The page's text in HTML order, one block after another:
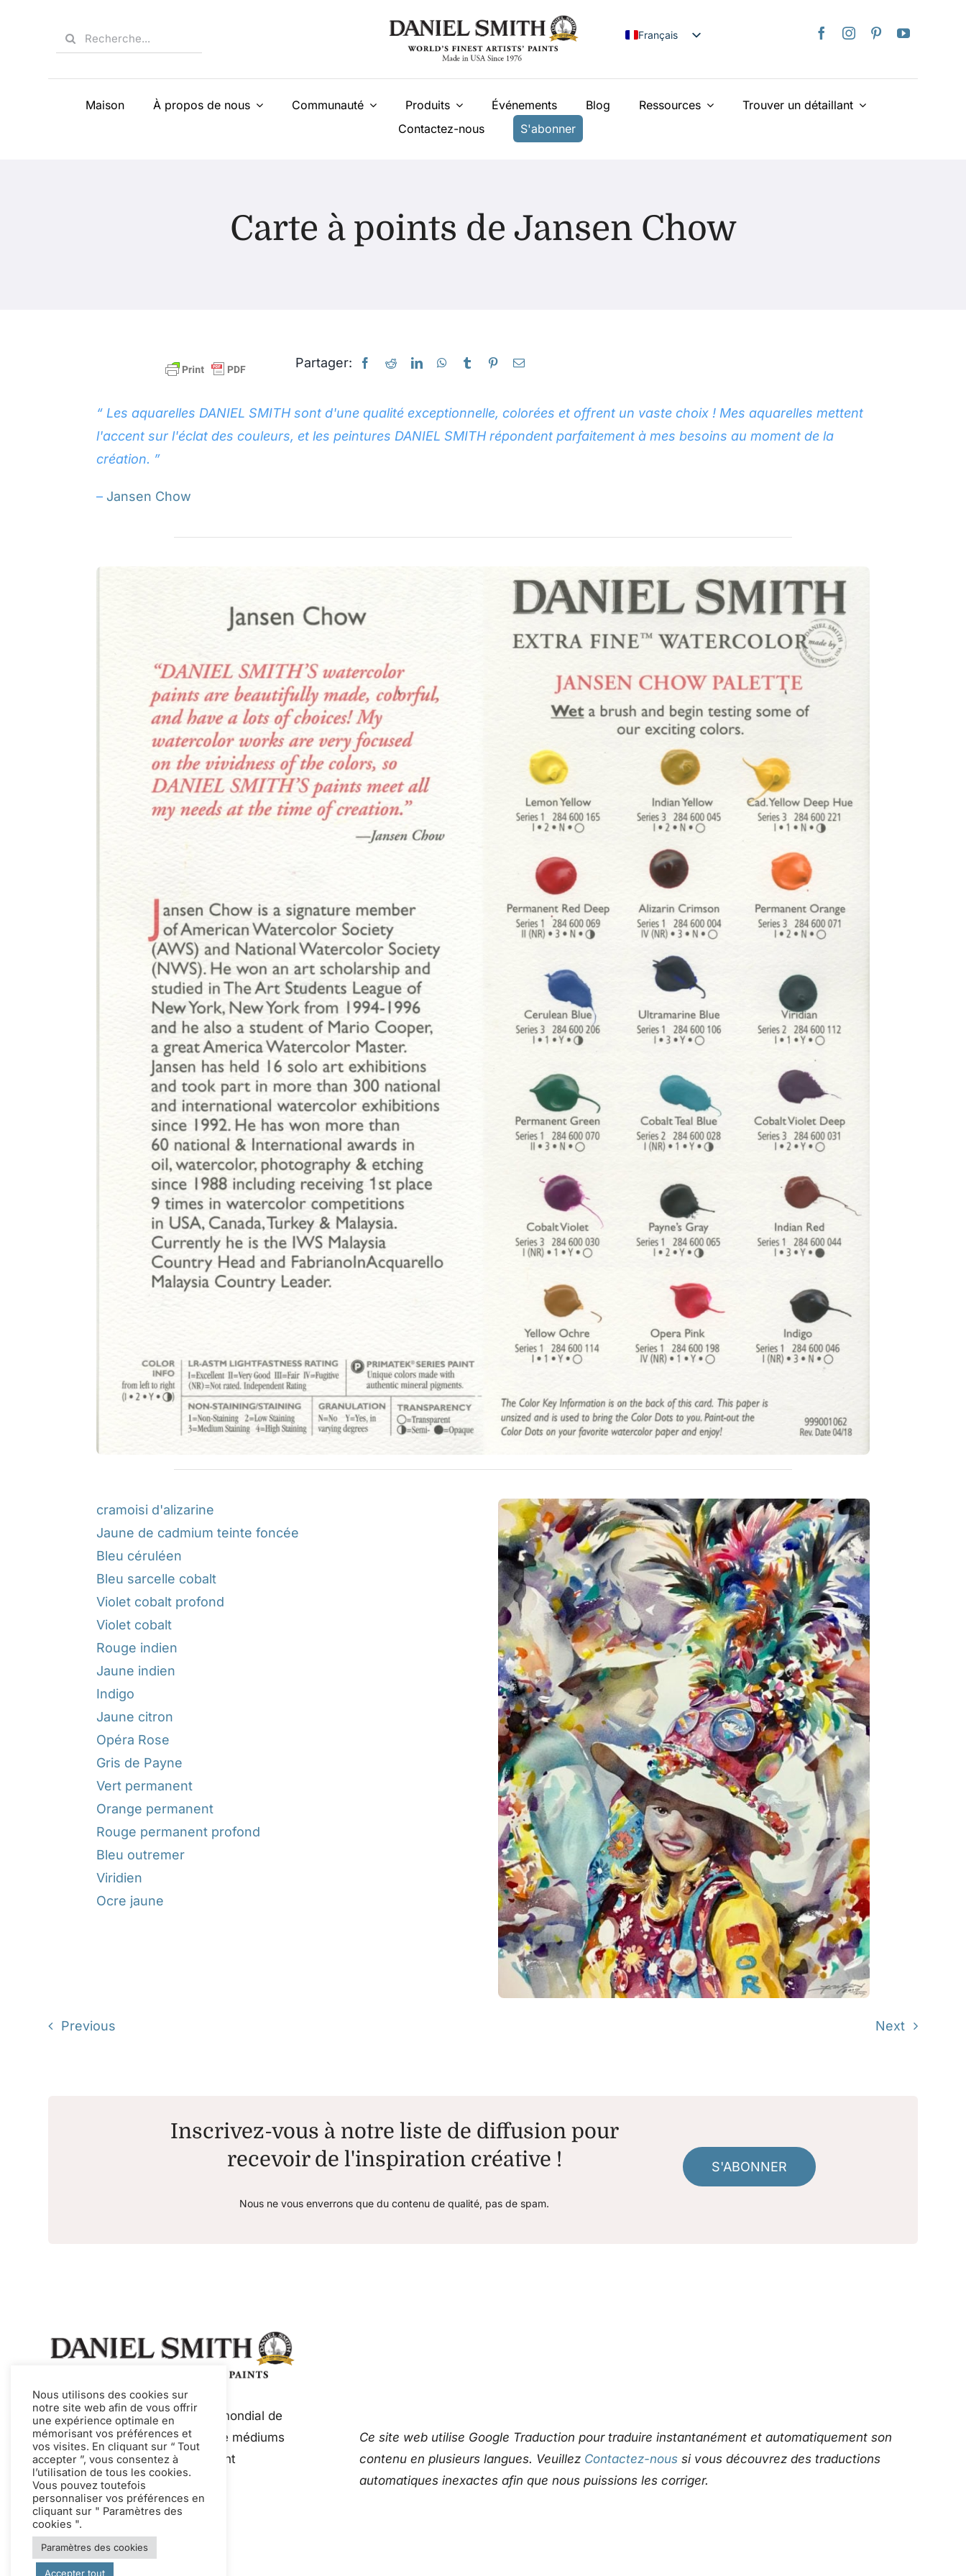
Search
for:
Français
日本語
Italiano
Tiếng Việt
Maison À propos de nous Communauté Produits Événements Blog Ressources
Trouver un détaillant
Contactez-nous
S'abonner
Carte à points de Jansen Chow
Partager:
“ Les aquarelles DANIEL SMITH sont d'une qualité exceptionnelle, colorées et offrent un vaste choix ! Mes aquarelles mettent
l'accent sur l'éclat des couleurs, et les peintures DANIEL SMITH répondent parfaitement à mes besoins au moment de la
création. ”
– Jansen Chow
cramoisi d'alizarine
Jaune de cadmium teinte foncée
Bleu céruléen
Bleu sarcelle cobalt
Violet cobalt profond
Violet cobalt
Rouge indien
Jaune indien
Indigo
Jaune citron
Opéra Rose
Gris de Payne
Vert permanent
Orange permanent
Rouge permanent profond
Bleu outremer
Viridien
Ocre jaune
Previous Next
Inscrivez-vous à notre liste de diffusion pour
recevoir de l'inspiration créative !
Nous ne vous enverrons que du contenu de qualité, pas de spam.
S'ABONNER
Daniel Smith est un fabricant mondial de
premier plan de peintures et de médiums
de qualité artistique, notamment
l'aquarelle et la gouache.
Ce site web utilise Google Traduction pour traduire instantanément et automatiquement son
contenu en plusieurs langues. Veuillez Contactez-nous si vous découvrez des traductions
automatiques inexactes afin que nous puissions les corriger.
Nous utilisons des cookies sur
notre site web afin de vous offrir
une expérience optimale en
mémorisant vos préférences et
vos visites. En cliquant sur “ Tout
accepter ”, vous consentez à
l’utilisation de tous les cookies.
Vous pouvez toutefois
personnaliser vos préférences en
cliquant sur " Paramètres des
cookies ".
Paramètres des cookies
Accepter tout